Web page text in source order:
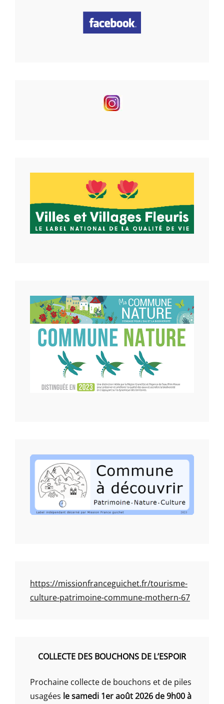
https://missionfranceguichet.fr/tourisme-
culture-patrimoine-commune-mothern-67
COLLECTE DES BOUCHONS DE L’ESPOIR
Prochaine collecte de bouchons et de piles
usagées le samedi 1er août 2026 de 9h00 à